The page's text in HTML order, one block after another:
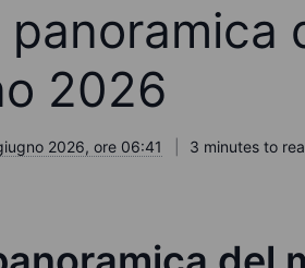
panoramica
2026
2026, ore 06:41
3 minutes to